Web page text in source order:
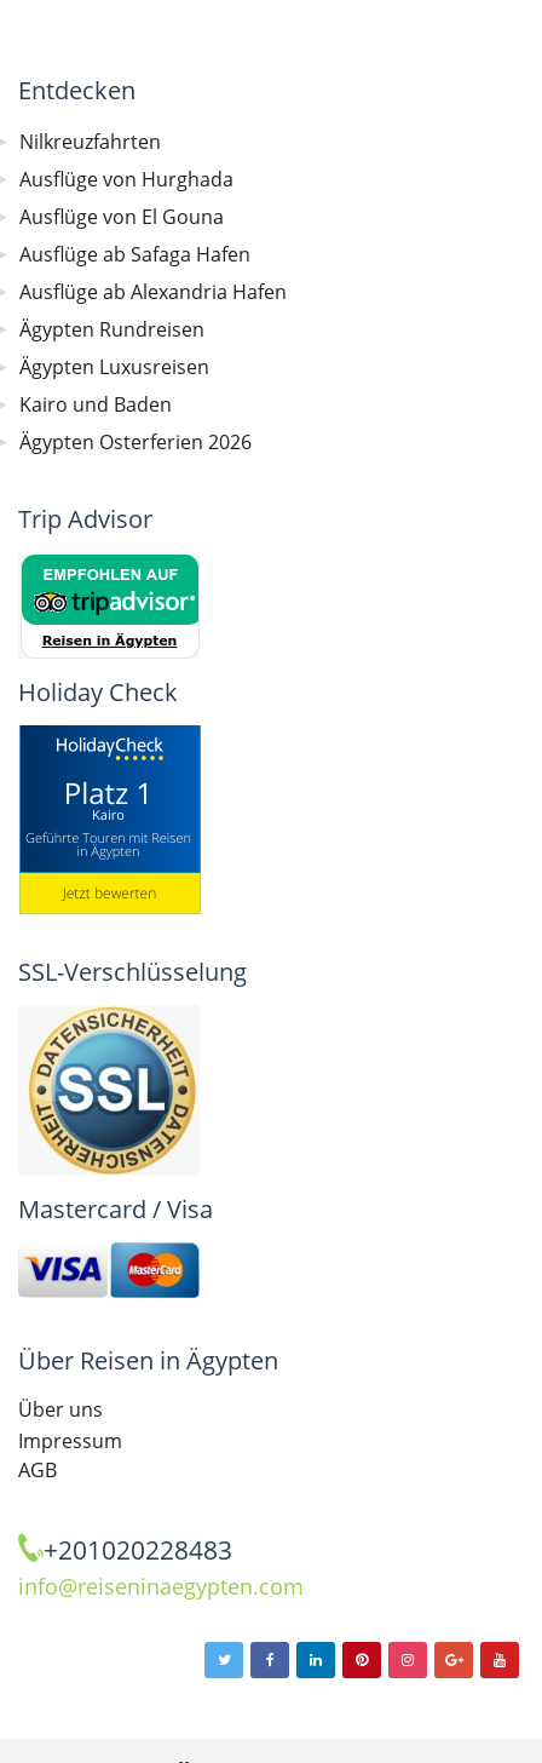
Entdecken
Nilkreuzfahrten
Ausflüge von Hurghada
Ausflüge von El Gouna
Ausflüge ab Safaga Hafen
Ausflüge ab Alexandria Hafen
Ägypten Rundreisen
Ägypten Luxusreisen
Kairo und Baden
Ägypten Osterferien 2026
Trip Advisor
Holiday Check
SSL-Verschlüsselung
Mastercard / Visa
Über Reisen in Ägypten
Über uns
Impressum
AGB
+201020228483
info@reiseninaegypten.com